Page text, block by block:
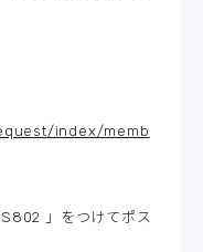
index/memb
」をつけてポス